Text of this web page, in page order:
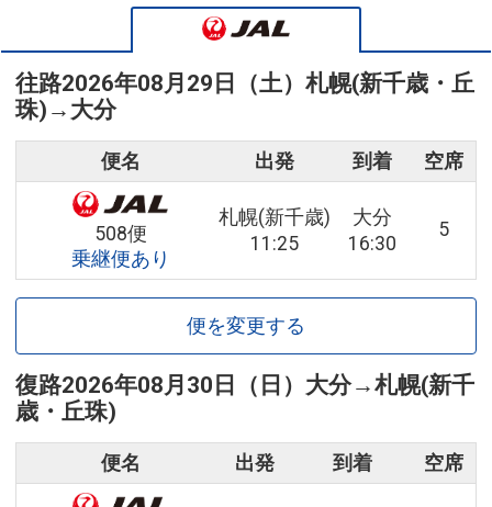
往路2026年08月29日（土） 札幌(新千歳・丘
珠) → 大分
便名 出発 到着 空席
508便
乗継便あり
札幌(新千歳)
11:25
大分
16:30
5
便を変更する
復路2026年08月30日（日） 大分→札幌(新千
歳・丘珠)
便名 出発 到着 空席